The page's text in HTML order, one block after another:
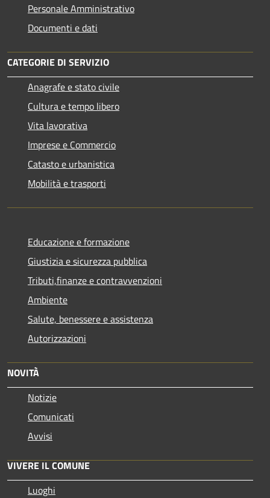
Personale Amministrativo
Documenti e dati
CATEGORIE DI SERVIZIO
Anagrafe e stato civile
Cultura e tempo libero
Vita lavorativa
Imprese e Commercio
Catasto e urbanistica
Mobilità e trasporti
Educazione e formazione
Giustizia e sicurezza pubblica
Tributi,finanze e contravvenzioni
Ambiente
Salute, benessere e assistenza
Autorizzazioni
NOVITÀ
Notizie
Comunicati
Avvisi
VIVERE IL COMUNE
Luoghi